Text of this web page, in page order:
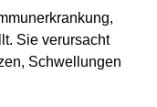
Sie verursacht
Schwellungen